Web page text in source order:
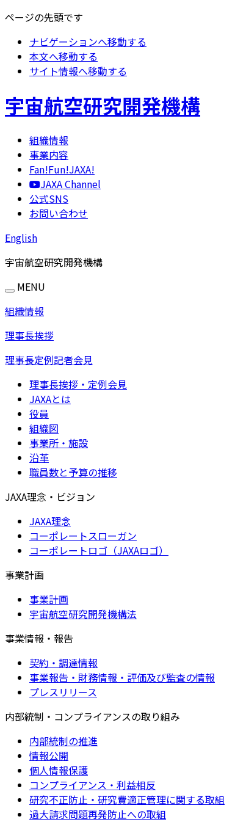
ページの先頭です
ナビゲーションへ移動する
本文へ移動する
サイト情報へ移動する
宇宙航空研究開発機構
組織情報
事業内容
Fan!Fun!JAXA!
JAXA Channel
公式SNS
お問い合わせ
English
宇宙航空研究開発機構
MENU
組織情報
理事長挨拶
理事長定例記者会見
理事長挨拶・定例会見
JAXAとは
役員
組織図
事業所・施設
沿革
職員数と予算の推移
JAXA理念・ビジョン
JAXA理念
コーポレートスローガン
コーポレートロゴ（JAXAロゴ）
事業計画
事業計画
宇宙航空研究開発機構法
事業情報・報告
契約・調達情報
事業報告・財務情報・評価及び監査の情報
プレスリリース
内部統制・コンプライアンスの取り組み
内部統制の推進
情報公開
個人情報保護
コンプライアンス・利益相反
研究不正防止・研究費適正管理に関する取組
過大請求問題再発防止への取組